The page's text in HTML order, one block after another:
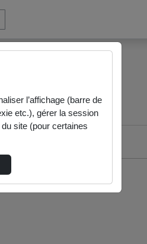
résultats.
l’affichage (barre de
etc.), gérer la session
site (pour certaines